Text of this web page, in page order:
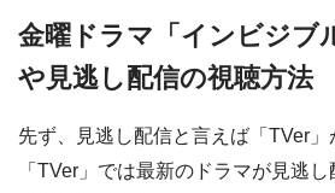
金曜ドラマ「インビジブ
や見逃し配信の視聴方法
先ず、見逃し配信と言えば「TVer」
「TVer」では最新のドラマが見逃